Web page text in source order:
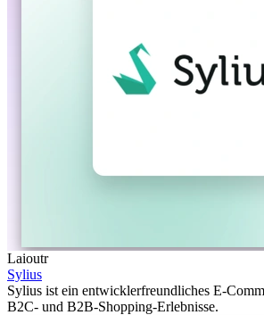
Laioutr
Sylius
Sylius ist ein entwicklerfreundliches E-
B2C- und B2B-Shopping-Erlebnisse.